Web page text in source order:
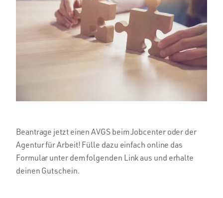
Beantrage jetzt einen AVGS beim Jobcenter oder der
Agentur für Arbeit! Fülle dazu einfach online das
Formular unter dem folgenden Link aus und erhalte
deinen Gutschein.